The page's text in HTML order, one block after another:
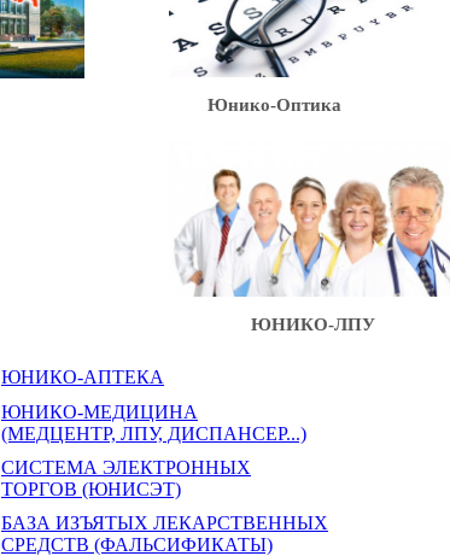
Юнико-Оптика
ЮНИКО-ЛПУ
ЮНИКО-АПТЕКА
ЮНИКО-МЕДИЦИНА
(МЕДЦЕНТР, ЛПУ, ДИСПАНСЕР...)
СИСТЕМА ЭЛЕКТРОННЫХ
ТОРГОВ (ЮНИСЭТ)
БАЗА ИЗЪЯТЫХ ЛЕКАРСТВЕННЫХ
СРЕДСТВ (ФАЛЬСИФИКАТЫ)